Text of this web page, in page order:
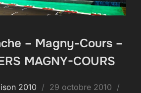
– Magny-Cours –
MAGNY-COURS
2010
Publié
29 octobre 2010